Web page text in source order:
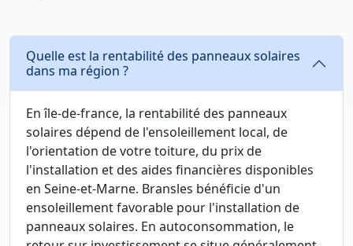
Quelle est la rentabilité des panneaux solaires
dans ma région ?
En île-de-france, la rentabilité des panneaux
solaires dépend de l'ensoleillement local, de
l'orientation de votre toiture, du prix de
l'installation et des aides financières disponibles
en Seine-et-Marne. Bransles bénéficie d'un
ensoleillement favorable pour l'installation de
panneaux solaires. En autoconsommation, le